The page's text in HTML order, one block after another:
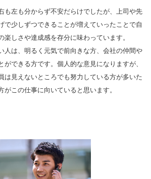
も左も分からず不安だらけでしたが、上司や先
で少しずつできることが増えていったことで自
楽しさや達成感を存分に味わっています。
人は、明るく元気で前向きな方、会社の仲間や
ができる方です。個人的な意見になりますが、
は見えないところでも努力している方が多いた
がこの仕事に向いていると思います。